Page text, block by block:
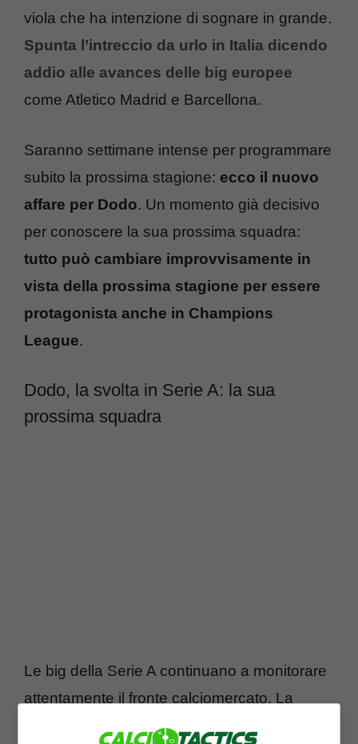
viola che ha intenzione di sognare in grande.
Spunta l’intreccio da urlo in Italia dicendo
addio alle avances delle big europee
come Atletico Madrid e Barcellona.
Saranno settimane intense per programmare
subito la prossima stagione: ecco il nuovo
affare per Dodo. Un momento già decisivo
per conoscere la sua prossima squadra:
tutto può cambiare improvvisamente in
vista della prossima stagione per essere
protagonista anche in Champions
League.
Dodo, la svolta in Serie A: la sua
prossima squadra
Le big della Serie A continuano a monitorare
attentamente il fronte calciomercato. La
dirigenza viola dovrà ascoltare subito le